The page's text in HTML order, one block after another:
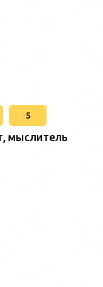
5
мыслитель